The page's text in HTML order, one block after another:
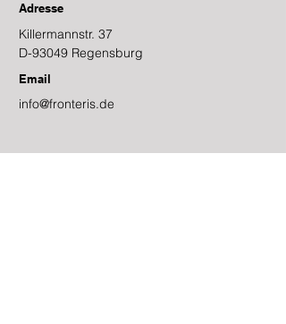
Adresse
Killermannstr. 37
D-93049 Regensburg
Email
info@fronteris.de